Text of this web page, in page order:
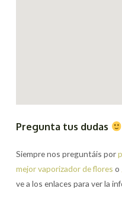
Pregunta tus dudas
Siempre nos preguntáis por
mejor vaporizador de flores o
ve a los enlaces para ver la